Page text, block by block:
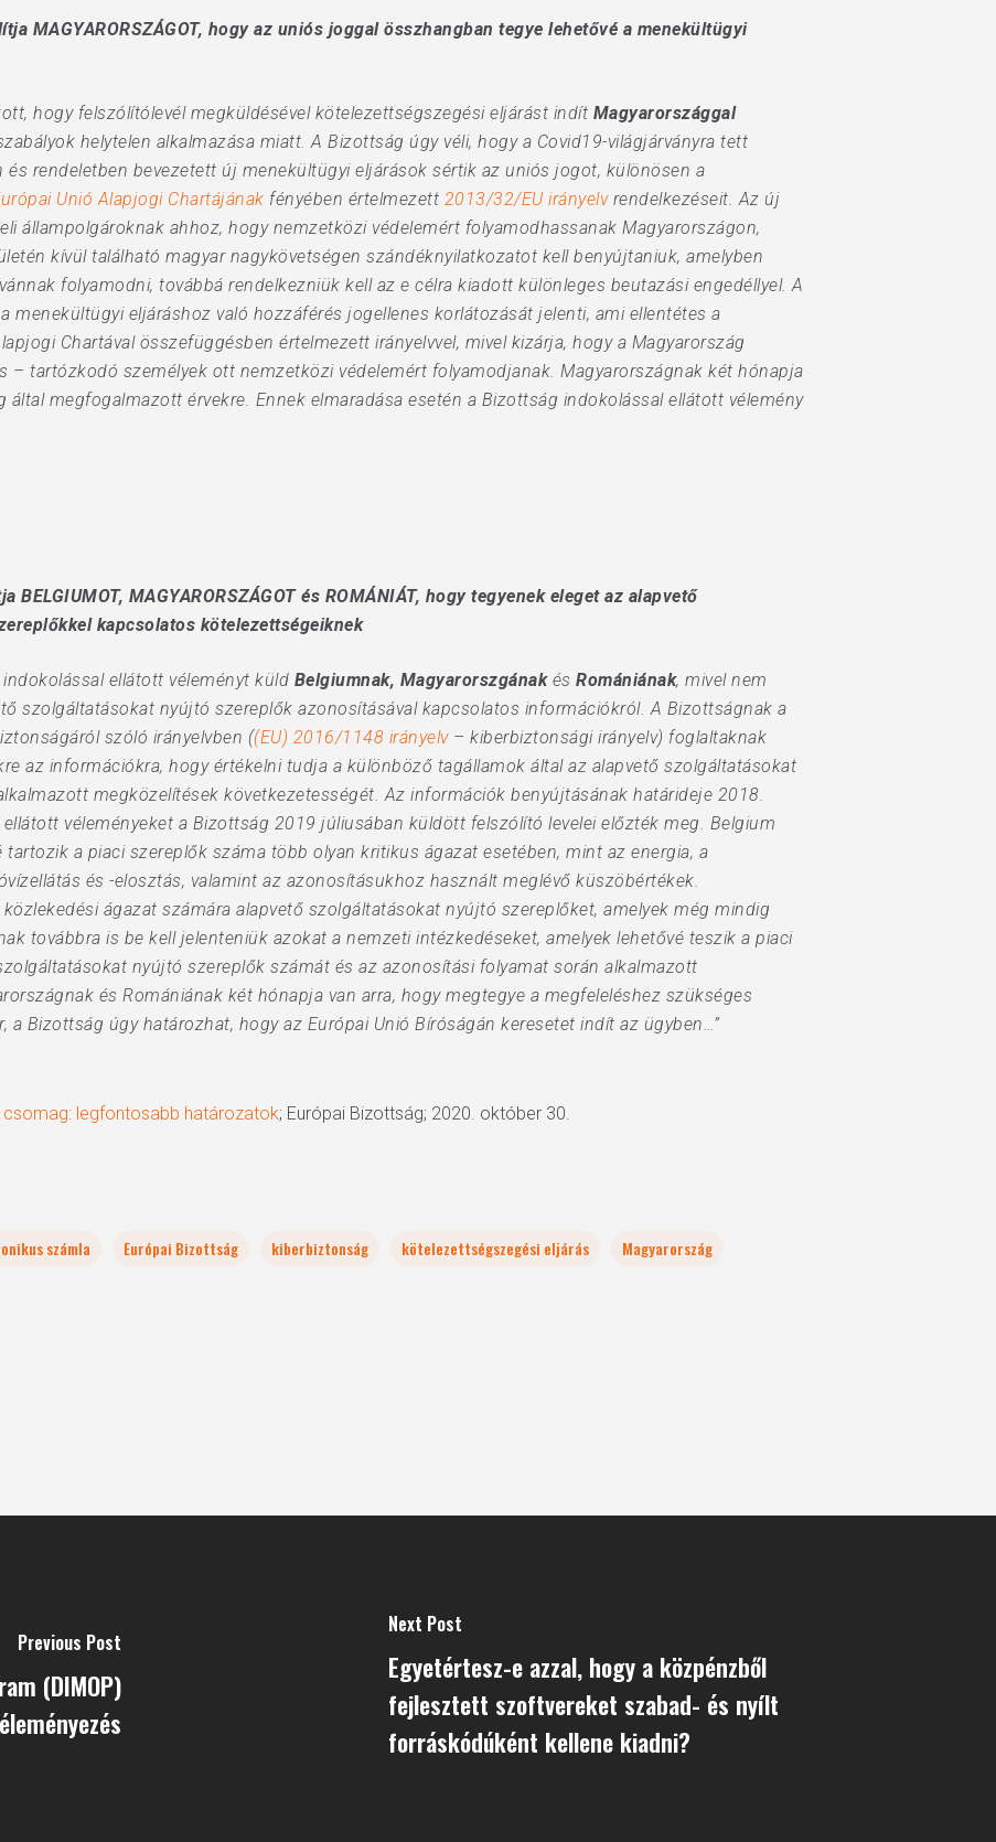
MAGYARORSZÁGOT, hogy az uniós joggal összhangban tegye lehetővé a menekültügyi
hogy felszólítólevél megküldésével kötelezettségszegési eljárást indít Magyarországgal
helytelen alkalmazása miatt. A Bizottság úgy véli, hogy a Covid19-világjárványra tett
és rendeletben bevezetett új menekültügyi eljárások sértik az uniós jogot, különösen a
Unió Alapjogi Chartájának fényében értelmezett 2013/32/EU irányelvrendelkezéseit. Az új
állampolgároknak ahhoz, hogy nemzetközi védelemért folyamodhassanak Magyarországon,
kívül található magyar nagykövetségen szándéknyilatkozatot kell benyújtaniuk, amelyben
folyamodni, továbbá rendelkezniük kell az e célra kiadott különleges beutazási engedéllyel. A
menekültügyi eljáráshoz való hozzáférés jogellenes korlátozását jelenti, ami ellentétes a
Chartával összefüggésben értelmezett irányelvvel, mivel kizárja, hogy a Magyarország
– tartózkodó személyek ott nemzetközi védelemért folyamodjanak. Magyarországnak két hónapja
által megfogalmazott érvekre. Ennek elmaradása esetén a Bizottság indokolással ellátott vélemény
MAGYARORSZÁGOT és ROMÁNIÁT, hogy tegyenek eleget az alapvető
kapcsolatos kötelezettségeiknek
ellátott véleményt küld Belgiumnak, Magyarorszgánakés Romániának, mivel nem
szolgáltatásokat nyújtó szereplők azonosításával kapcsolatos információkról. A Bizottságnak a
szóló irányelvben ((EU) 2016/1148 irányelv– kiberbiztonsági irányelv) foglaltaknak
az információkra, hogy értékelni tudja a különböző tagállamok által az alapvető szolgáltatásokat
megközelítések következetességét. Az információk benyújtásának határideje 2018.
véleményeket a Bizottság 2019 júliusában küldött felszólító levelei előzték meg. Belgium
a piaci szereplők száma több olyan kritikus ágazat esetében, mint az energia, a
és -elosztás, valamint az azonosításukhoz használt meglévő küszöbértékek.
ágazat számára alapvető szolgáltatásokat nyújtó szereplőket, amelyek még mindig
továbbra is be kell jelenteniük azokat a nemzeti intézkedéseket, amelyek lehetővé teszik a piaci
nyújtó szereplők számát és az azonosítási folyamat során alkalmazott
és Romániának két hónapja van arra, hogy megtegye a megfeleléshez szükséges
a Bizottság úgy határozhat, hogy az Európai Unió Bíróságán keresetet indít az ügyben…”
legfontosabb határozatok; Európai Bizottság; 2020. október 30.
számla Európai Bizottság kiberbiztonság kötelezettségszegési eljárás
Magyarország
Previous Post
(DIMOP)
Next Post
Egyetértesz-e azzal, hogy a közpénzből
fejlesztett szoftvereket szabad- és nyílt
forráskódúként kellene kiadni?